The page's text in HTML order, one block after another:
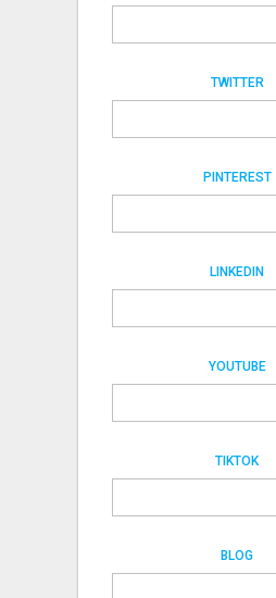
TWITTER
PINTEREST
LINKEDIN
YOUTUBE
TIKTOK
BLOG